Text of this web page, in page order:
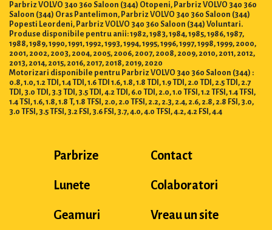
Parbriz VOLVO 340 360 Saloon (344) Otopeni, Parbriz VOLVO 340 360
Saloon (344) Oras Pantelimon, Parbriz VOLVO 340 360 Saloon (344)
Popesti Leordeni, Parbriz VOLVO 340 360 Saloon (344) Voluntari.
Produse disponibile pentru anii: 1982, 1983, 1984, 1985, 1986, 1987,
1988, 1989, 1990, 1991, 1992, 1993, 1994, 1995, 1996, 1997, 1998, 1999, 2000,
2001, 2002, 2003, 2004, 2005, 2006, 2007, 2008, 2009, 2010, 2011, 2012,
2013, 2014, 2015, 2016, 2017, 2018, 2019, 2020
Motorizari disponibile pentru Parbriz VOLVO 340 360 Saloon (344) :
0.8, 1.0, 1.2 TDI, 1.4 TDI, 1.6 TDI 1.6, 1.8, 1.8 TDI, 1.9 TDI, 2.0 TDI, 2.5 TDI, 2.7
TDI, 3.0 TDI, 3.3 TDI, 3.5 TDI, 4.2 TDI, 6.0 TDI, 2.0, 1.0 TFSI, 1.2 TFSI, 1.4 TFSI,
1.4 TSI, 1.6, 1.8, 1.8 T, 1.8 TFSI, 2.0, 2.0 TFSI, 2.2, 2.3, 2.4, 2.6, 2.8, 2.8 FSI, 3.0,
3.0 TFSI, 3.5 TFSI, 3.2 FSI, 3.6 FSI, 3.7, 4.0, 4.0 TFSI, 4.2, 4.2 FSI, 4.4
Parbrize
Lunete
Geamuri
Contact
Colaboratori
Vreau un site